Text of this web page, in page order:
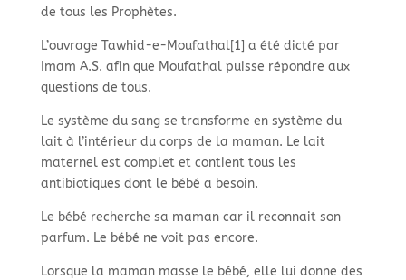
de tous les Prophètes.
L’ouvrage Tawhid-e-Moufathal[1] a été dicté par
Imam A.S. afin que Moufathal puisse répondre aux
questions de tous.
Le système du sang se transforme en système du
lait à l’intérieur du corps de la maman. Le lait
maternel est complet et contient tous les
antibiotiques dont le bébé a besoin.
Le bébé recherche sa maman car il reconnait son
parfum. Le bébé ne voit pas encore.
Lorsque la maman masse le bébé, elle lui donne des